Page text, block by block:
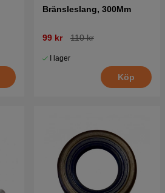
Bränsleslang, 300Mm
99 kr 110 kr
I lager
Köp